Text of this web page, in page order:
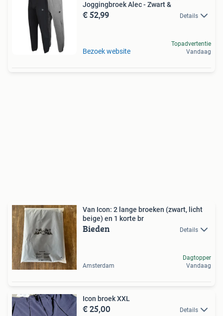
Joggingbroek Alec - Zwart &
€ 52,99 Details
Bezoek website
Topadvertentie
Vandaag
Van Icon: 2 lange broeken (zwart, licht
beige) en 1 korte br
Bieden Details
Amsterdam
Dagtopper
Vandaag
Icon broek XXL
€ 25,00 Details